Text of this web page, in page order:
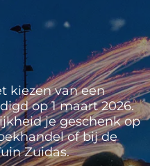
kiezen van een
op 1 maart 2026.
je geschenk op
of bij de
Zuidas.